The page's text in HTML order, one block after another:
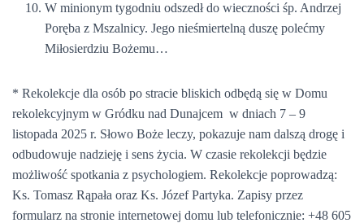
W minionym tygodniu odszedł do wieczności śp. Andrzej
Poręba z Mszalnicy. Jego nieśmiertelną duszę polećmy
Miłosierdziu Bożemu…
* Rekolekcje dla osób po stracie bliskich odbędą się w Domu
rekolekcyjnym w Gródku nad Dunajcem w dniach 7 – 9
listopada 2025 r. Słowo Boże leczy, pokazuje nam dalszą drogę i
odbudowuje nadzieję i sens życia. W czasie rekolekcji będzie
możliwość spotkania z psychologiem. Rekolekcje poprowadzą:
Ks. Tomasz Rąpała oraz Ks. Józef Partyka. Zapisy przez
formularz na stronie internetowej domu lub telefonicznie: +48 605